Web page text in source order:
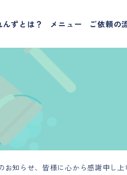
ずとは？ メニュー ご依頼の
お知らせ、皆様に心から感謝申し上